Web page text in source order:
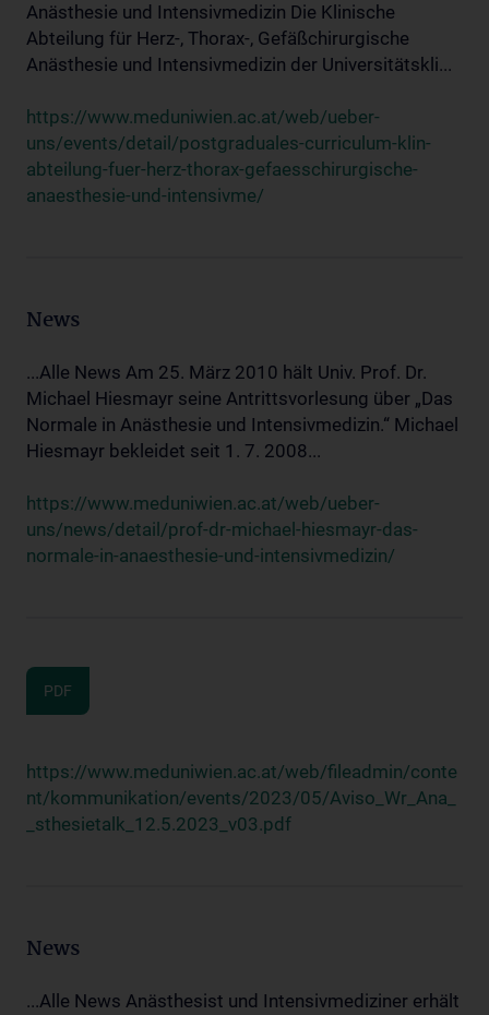
Anästhesie und Intensivmedizin Die Klinische
Abteilung für Herz-, Thorax-, Gefäßchirurgische
Anästhesie und Intensivmedizin der Universitätskli...
https://www.meduniwien.ac.at/web/ueber-
uns/events/detail/postgraduales-curriculum-klin-
abteilung-fuer-herz-thorax-gefaesschirurgische-
anaesthesie-und-intensivme/
News
...Alle News Am 25. März 2010 hält Univ. Prof. Dr.
Michael Hiesmayr seine Antrittsvorlesung über „Das
Normale in Anästhesie und Intensivmedizin.“ Michael
Hiesmayr bekleidet seit 1. 7. 2008...
https://www.meduniwien.ac.at/web/ueber-
uns/news/detail/prof-dr-michael-hiesmayr-das-
normale-in-anaesthesie-und-intensivmedizin/
PDF
https://www.meduniwien.ac.at/web/fileadmin/conte
nt/kommunikation/events/2023/05/Aviso_Wr_Ana_
_sthesietalk_12.5.2023_v03.pdf
News
...Alle News Anästhesist und Intensivmediziner erhält